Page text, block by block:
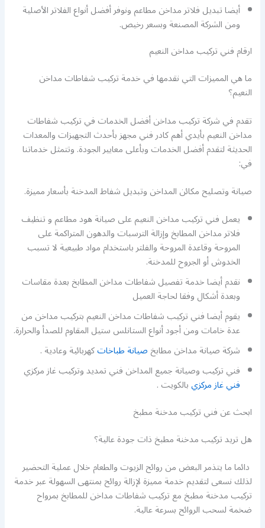
أيضا تبديل فلاتر مداخن مطاعم ونوفر أفضل أنواع الفلاتر الأصلية
ومن الشركة المصنعة وبسعر رخيص.
ارقام فني تركيب مداخن النعيم
ما هي المميزات التي نقدمها في خدمة تركيب شفاطات مداخن
النعيم؟
تقدم في شركة تركيب مداخن أفضل الخدمات في تركيب شفاطات
مداخن النعيم بأيدي أهم كادر فني مجهز بأحدث التجهيزات والمعدات
الحديثة لتقدم أفضل الخدمات وبأعلى معايير الجودة. وتتمثل خدماتنا
في:
صيانة وتصليح مكائن المداخن وتبديل شفاط المدخنة بأسعار مميزة.
يعمل فني تركيب مداخن النعيم على صيانة هود مطاعم و تنظيف
فلاتر مداخن المطابخ وإزالة الترسبات والدهون المتراكمة على
المروحة وقاعدة المروحة والفلتر باستخدام مواد طبيعية لا تسبب
الخدوش أو الجروح للمدخنة.
نقدم أيضا خدمة تفصيل شفاطات مداخن المطابخ بعدة مقاسات
وبعدة أشكال وفقا لحاجة العميل
يقوم أيضا فني تركيب شفاطات مداخن النعيم بتركيب مداخن من
عدة خامات ومن أجود أنواع الستانلس ستيل المقاوم للصدأ والحرارة.
شركة صيانة مداخن مطابخصيانة طباخاتكهربائية وعادية .
فني تركيب وصيانة جميع المداخن فني تمديد وتركيب غاز مركزي
فني غاز مركزيبالكويت .
ابحث عن فني تركيب مدخنة مطبخ
هل تريد تركيب مدخنة مطبخ ذات جودة عالية؟
دائما ما يتذمر البعض من روائح الزيوت والطعام خلال عملية التحضير
لذلك نسعى لتقديم خدمة مميزة لإزالة روائح بمنتهى السهولة عبر خدمة
تركيب مدخنة مطبخ مع تركيب شفاطات مداخن للمطابخ بمرواح
ضخمة لسحب الروائح بسرعة عالية.